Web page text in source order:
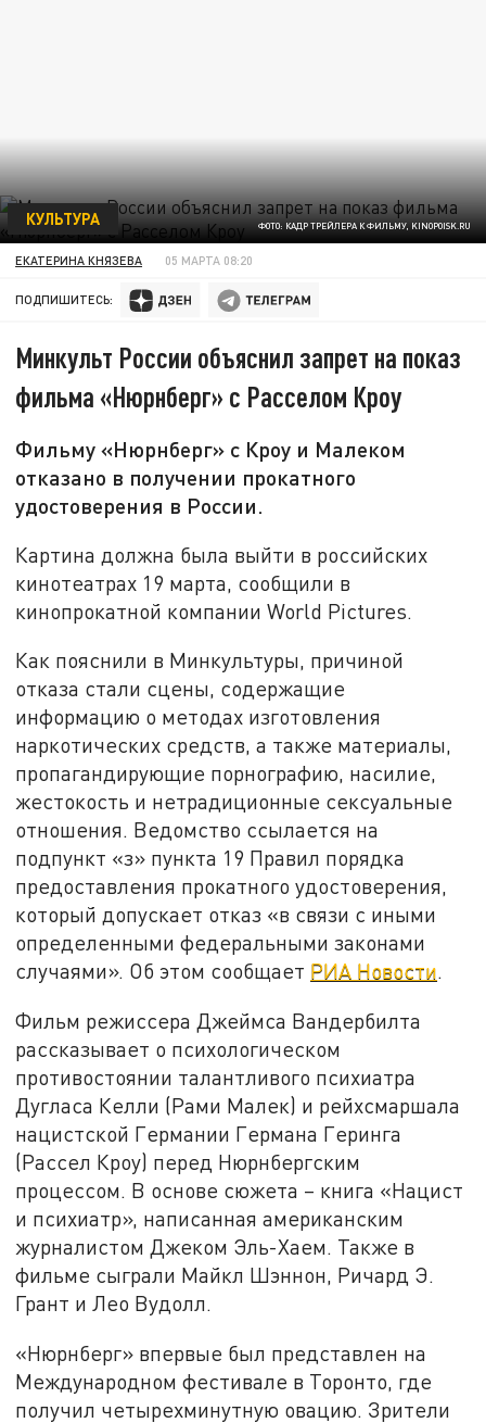
ФОТО: КАДР ТРЕЙЛЕРА К ФИЛЬМУ, KINOPOISK.RU
КУЛЬТУРА
ЕКАТЕРИНА КНЯЗЕВА 05 МАРТА 08:20
ПОДПИШИТЕСЬ:
Минкульт России объяснил запрет на показ
фильма «Нюрнберг» с Расселом Кроу
Фильму «Нюрнберг» с Кроу и Малеком
отказано в получении прокатного
удостоверения в России.
Картина должна была выйти в российских
кинотеатрах 19 марта, сообщили в
кинопрокатной компании World Pictures.
Как пояснили в Минкультуры, причиной
отказа стали сцены, содержащие
информацию о методах изготовления
наркотических средств, а также материалы,
пропагандирующие порнографию, насилие,
жестокость и нетрадиционные сексуальные
отношения. Ведомство ссылается на
подпункт «з» пункта 19 Правил порядка
предоставления прокатного удостоверения,
который допускает отказ «в связи с иными
определенными федеральными законами
случаями». Об этом сообщает РИА Новости.
Фильм режиссера Джеймса Вандербилта
рассказывает о психологическом
противостоянии талантливого психиатра
Дугласа Келли (Рами Малек) и рейхсмаршала
нацистской Германии Германа Геринга
(Рассел Кроу) перед Нюрнбергским
процессом. В основе сюжета – книга «Нацист
и психиатр», написанная американским
журналистом Джеком Эль-Хаем. Также в
фильме сыграли Майкл Шэннон, Ричард Э.
Грант и Лео Вудолл.
«Нюрнберг» впервые был представлен на
Международном фестивале в Торонто, где
получил четырехминутную овацию. Зрители